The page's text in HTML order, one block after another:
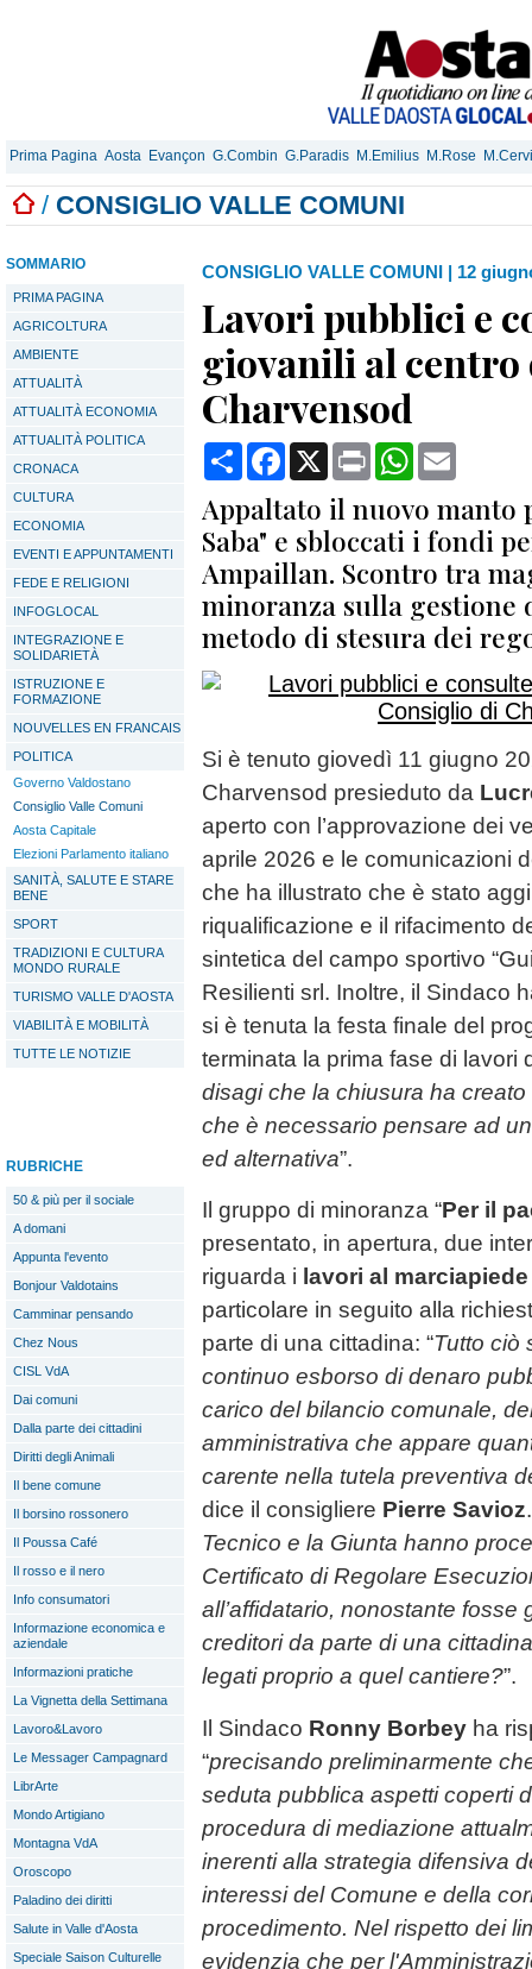
Prima Pagina Aosta Evançon G.Combin G.Paradis M.Emilius M.Rose
/ CONSIGLIO VALLE COMUNI
SOMMARIO
PRIMA PAGINA
AGRICOLTURA
AMBIENTE
ATTUALITÀ
ATTUALITÀ ECONOMIA
ATTUALITÀ POLITICA
CRONACA
CULTURA
ECONOMIA
EVENTI E APPUNTAMENTI
FEDE E RELIGIONI
INFOGLOCAL
INTEGRAZIONE E
SOLIDARIETÀ
ISTRUZIONE E
FORMAZIONE
NOUVELLES EN FRANCAIS
POLITICA
Governo Valdostano
Consiglio Valle Comuni
Aosta Capitale
Elezioni Parlamento italiano
SANITÀ, SALUTE E STARE
BENE
SPORT
TRADIZIONI E CULTURA
MONDO RURALE
TURISMO VALLE D'AOSTA
VIABILITÀ E MOBILITÀ
TUTTE LE NOTIZIE
RUBRICHE
50 & più per il sociale
A domani
Appunta l'evento
Bonjour Valdotains
Camminar pensando
Chez Nous
CISL VdA
Dai comuni
Dalla parte dei cittadini
Diritti degli Animali
Il bene comune
Il borsino rossonero
Il Poussa Café
Il rosso e il nero
Info consumatori
Informazione economica e
aziendale
Informazioni pratiche
La Vignetta della Settimana
Lavoro&Lavoro
Le Messager Campagnard
LibrArte
Mondo Artigiano
Montagna VdA
Oroscopo
Paladino dei diritti
Salute in Valle d'Aosta
Speciale Saison Culturelle
CONSIGLIO VALLE COMUNI | 12
Lavori pubblici e
giovanili al
Charvensod
CondividiFacebook
X Print WhatsApp
Appaltato il nuovo manto
Saba" e sbloccati i fondi
Ampaillan. Scontro tra
minoranza sulla gestione
metodo di stesura dei
Si è tenuto giovedì 11 giugno
Charvensod presieduto da
aperto con l’approvazione dei
aprile 2026 e le comunicazioni
che ha illustrato che è stato
riqualificazione e il rifacimento
sintetica del campo sportivo
Resilienti srl. Inoltre, il Sindaco
si è tenuta la festa finale del
terminata la prima fase di lavori
disagi che la chiusura ha
che è necessario pensare ad
ed alternativa”.
Il gruppo di minoranza “Per il
presentato, in apertura, due
riguarda i lavori al
particolare in seguito alla
parte di una cittadina: “Tutto ciò
continuo esborso di denaro
carico del bilancio comunale,
amministrativa che appare
carente nella tutela preventiva
dice il consigliere Pierre Savioz
Tecnico e la Giunta hanno
Certificato di Regolare
all’affidatario, nonostante fosse
creditori da parte di una
legati proprio a quel cantiere?”.
Il Sindaco Ronny Borbey ha
“precisando preliminarmente
seduta pubblica aspetti coperti
procedura di mediazione
inerenti alla strategia difensiva
interessi del Comune e della
procedimento. Nel rispetto dei
evidenzia che per